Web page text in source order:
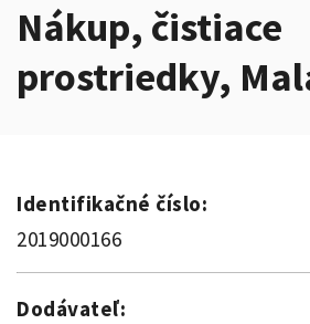
Nákup, čistiace
prostriedky,
Identifikačné číslo:
2019000166
Dodávateľ: